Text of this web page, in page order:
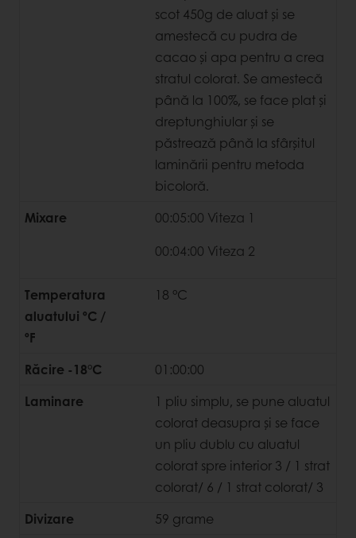
scot 450g de aluat și se
amestecă cu pudra de
cacao și apa pentru a crea
stratul colorat. Se amestecă
până la 100%, se face plat și
dreptunghiular și se
păstrează până la sfârșitul
laminării pentru metoda
bicoloră.
Mixare
00:05:00 Viteza 1
00:04:00 Viteza 2
Temperatura
aluatului ºC /
ºF
18 °C
Răcire -18°C
01:00:00
Laminare
1 pliu simplu, se pune aluatul
colorat deasupra și se face
un pliu dublu cu aluatul
colorat spre interior 3 / 1 strat
colorat/ 6 / 1 strat colorat/ 3
Divizare
59 grame